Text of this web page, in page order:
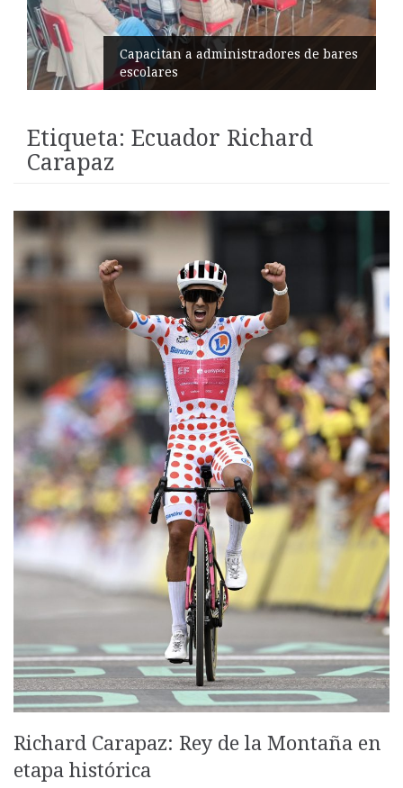
Capacitan a administradores de bares
escolares
Etiqueta: Ecuador Richard
Carapaz
Richard Carapaz: Rey de la Montaña en
etapa histórica